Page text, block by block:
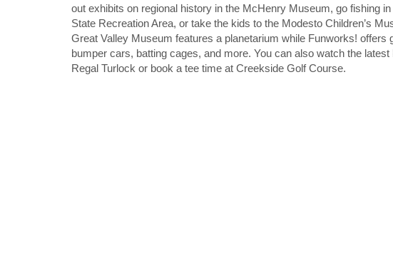
out exhibits on regional history in the McHenry Museum, go fishing
State Recreation Area, or take the kids to the Modesto Children’s
Great Valley Museum features a planetarium while Funworks! offers
bumper cars, batting cages, and more. You can also watch the
Regal Turlock or book a tee time at Creekside Golf Course.